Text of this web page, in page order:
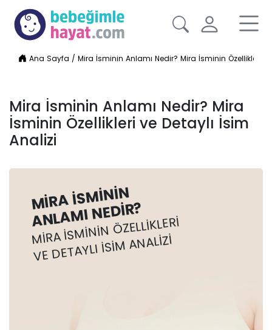
Ana Sayfa /Mira İsminin Anlamı Nedir? Mira İsminin Özellikleri
Mira İsminin Anlamı Nedir? Mira
İsminin Özellikleri ve Detaylı İsim
Analizi
MIRA İSMININ
ANLAMI NEDIR?
MIRA İSMININ ÖZELLIKLERI
VE DETAYLI İSIM ANALIZI